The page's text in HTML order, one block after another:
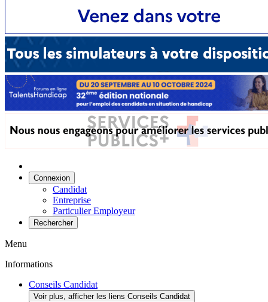
Connexion
Candidat
Entreprise
Particulier Employeur
Rechercher
Menu
Informations
Conseils Candidat
Voir plus, afficher les liens Conseils Candidat